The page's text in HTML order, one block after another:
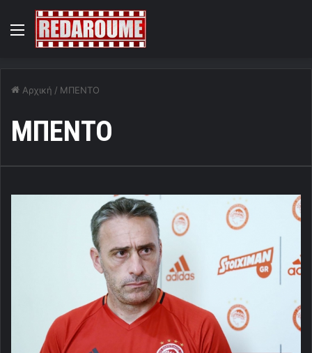
Menu
Αρχική / ΜΠΕΝΤΟ
ΜΠΕΝΤΟ